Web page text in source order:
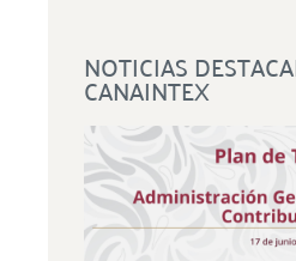
NOTICIAS
CANAINTEX